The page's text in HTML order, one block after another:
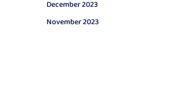
December 2023
November 2023